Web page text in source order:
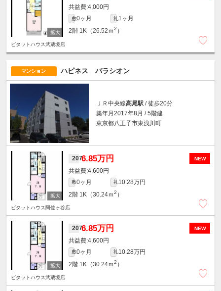
4,000円
敷0ヶ月 礼1ヶ月
2階 1K（26.52ｍ2 ）
ピタットハウス武蔵境店
マンション ハピネス パラシオン
ＪＲ中央線高尾駅 / 徒歩20分
築年月2017年8月 / 5階建
東京都八王子市東浅川町
NEW
2076.85万円
4,600円
敷0ヶ月 礼10.28万円
2階 1K（30.24ｍ2 ）
ピタットハウス阿佐ヶ谷店
NEW
2076.85万円
4,600円
敷0ヶ月 礼10.28万円
2階 1K（30.24ｍ2 ）
ピタットハウス武蔵境店